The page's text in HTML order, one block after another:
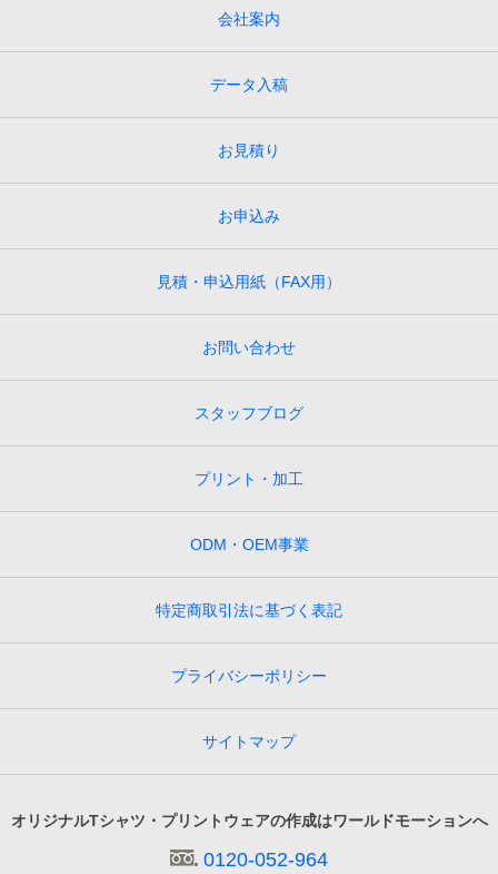
会社案内
データ入稿
お見積り
お申込み
見積・申込用紙（FAX用）
お問い合わせ
スタッフブログ
プリント・加工
ODM・OEM事業
特定商取引法に基づく表記
プライバシーポリシー
サイトマップ
オリジナルTシャツ・プリントウェアの作成はワールドモーションへ
0120-052-964